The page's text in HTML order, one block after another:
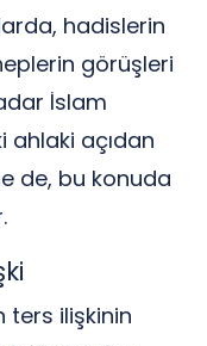
hadislerin
görüşleri
İslam
ahlaki açıdan
de, bu konuda
ters ilişkinin